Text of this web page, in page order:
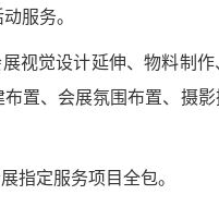
服务。
视觉设计延伸、物料制
置、会展氛围布置、摄
指定服务项目全包。